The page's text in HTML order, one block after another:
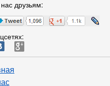
друзьям:
è